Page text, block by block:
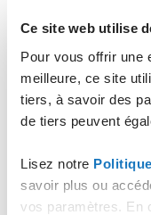
Ce site web utilise
Pour vous offrir une
meilleure, ce site
tiers, à savoir des
de tiers peuvent
Lisez notre
savoir plus ou
vos paramètres. En